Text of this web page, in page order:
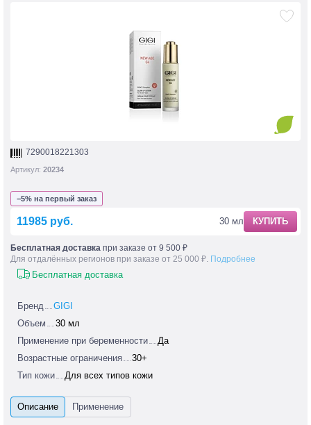
7290018221303
Артикул: 20234
−5% на первый заказ
11985 руб. 30 мл КУПИТЬ
Бесплатная доставка при заказе от 9 500 ₽
Для отдалённых регионов при заказе от 25 000 ₽. Подробнее
Бесплатная доставка
Бренд
GIGI
Объем
30 мл
Применение при беременности
Да
Возрастные ограничения
30+
Тип кожи
Для всех типов кожи